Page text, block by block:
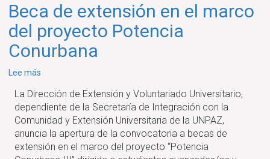
JUEGO:
COMUNIDAD,
ALFABETIZACIÓN
Y
MOVIMIENTO"
Beca de extensión en el marco
del proyecto Potencia
Conurbana
Lee más
de
extensión
en
el
marco
La Dirección de Extensión y Voluntariado Universitario,
dependiente de la Secretaría de Integración con la
Comunidad y Extensión Universitaria de la UNPAZ,
anuncia la apertura de la convocatoria a becas de
extensión en el marco del proyecto “Potencia